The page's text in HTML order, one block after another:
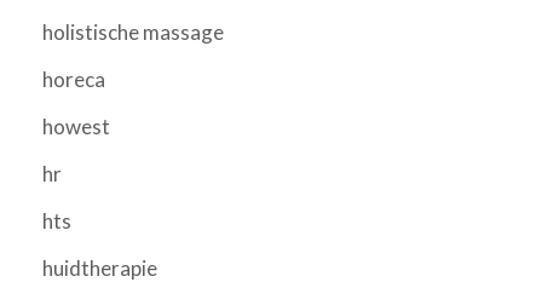
holistische massage
horeca
howest
hr
hts
huidtherapie